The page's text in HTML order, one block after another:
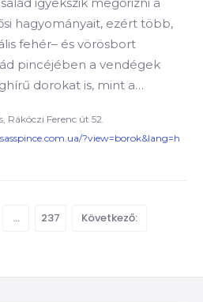
hagyományait, ezért több,
fehér– és vörösbort
pincéjében a vendégek
dorokat is, mint a…
Rákóczi Ferenc út 52.
?view=borok&lang=h
… 237 Következő: